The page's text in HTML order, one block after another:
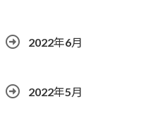
2022年6月
2022年5月